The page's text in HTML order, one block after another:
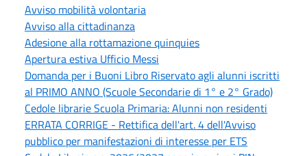
Avviso mobilità volontaria
Avviso alla cittadinanza
Adesione alla rottamazione quinquies
Apertura estiva Ufficio Messi
Domanda per i Buoni Libro Riservato agli alunni iscritti
al PRIMO ANNO (Scuole Secondarie di 1° e 2° Grado)
Cedole librarie Scuola Primaria: Alunni non residenti
ERRATA CORRIGE - Rettifica dell'art. 4 dell'Avviso
pubblico per manifestazioni di interesse per ETS